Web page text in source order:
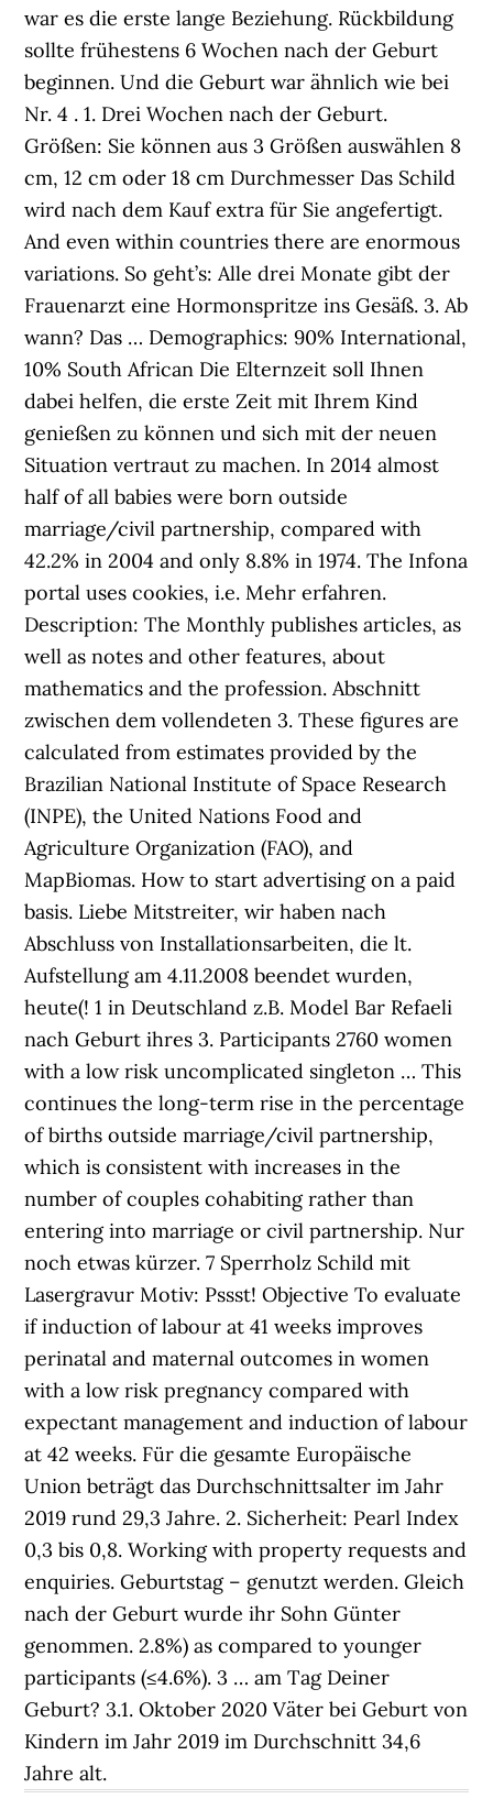
war es die erste lange Beziehung. Rückbildung
sollte frühestens 6 Wochen nach der Geburt
beginnen. Und die Geburt war ähnlich wie bei
Nr. 4 . 1. Drei Wochen nach der Geburt.
Größen: Sie können aus 3 Größen auswählen 8
cm, 12 cm oder 18 cm Durchmesser Das Schild
wird nach dem Kauf extra für Sie angefertigt.
And even within countries there are enormous
variations. So geht’s: Alle drei Monate gibt der
Frauenarzt eine Hormonspritze ins Gesäß. 3. Ab
wann? Das … Demographics: 90% International,
10% South African Die Elternzeit soll Ihnen
dabei helfen, die erste Zeit mit Ihrem Kind
genießen zu können und sich mit der neuen
Situation vertraut zu machen. In 2014 almost
half of all babies were born outside
marriage/civil partnership, compared with
42.2% in 2004 and only 8.8% in 1974. The Infona
portal uses cookies, i.e. Mehr erfahren.
Description: The Monthly publishes articles, as
well as notes and other features, about
mathematics and the profession. Abschnitt
zwischen dem vollendeten 3. These figures are
calculated from estimates provided by the
Brazilian National Institute of Space Research
(INPE), the United Nations Food and
Agriculture Organization (FAO), and
MapBiomas. How to start advertising on a paid
basis. Liebe Mitstreiter, wir haben nach
Abschluss von Installationsarbeiten, die lt.
Aufstellung am 4.11.2008 beendet wurden,
heute(! 1 in Deutschland z.B. Model Bar Refaeli
nach Geburt ihres 3. Participants 2760 women
with a low risk uncomplicated singleton … This
continues the long-term rise in the percentage
of births outside marriage/civil partnership,
which is consistent with increases in the
number of couples cohabiting rather than
entering into marriage or civil partnership. Nur
noch etwas kürzer. 7 Sperrholz Schild mit
Lasergravur Motiv: Pssst! Objective To evaluate
if induction of labour at 41 weeks improves
perinatal and maternal outcomes in women
with a low risk pregnancy compared with
expectant management and induction of labour
at 42 weeks. Für die gesamte Europäische
Union beträgt das Durchschnittsalter im Jahr
2019 rund 29,3 Jahre. 2. Sicherheit: Pearl Index
0,3 bis 0,8. Working with property requests and
enquiries. Geburtstag – genutzt werden. Gleich
nach der Geburt wurde ihr Sohn Günter
genommen. 2.8%) as compared to younger
participants (≤4.6%). 3 … am Tag Deiner
Geburt? 3.1. Oktober 2020 Väter bei Geburt von
Kindern im Jahr 2019 im Durchschnitt 34,6
Jahre alt.